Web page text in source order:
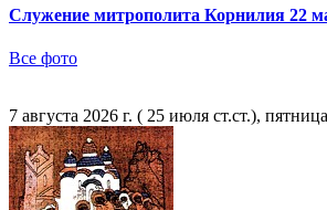
Служение митрополита Корнилия 22
Все фото
7 августа 2026 г. ( 25 июля ст.ст.),